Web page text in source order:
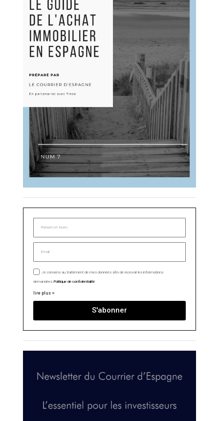
Je consens au traitement de mes données afin de recevoir les informations
demandées. Politique de confidentialité
lire plus >
S'abonner